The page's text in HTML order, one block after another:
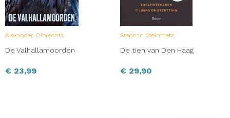
Alexander Olbrechts
De Valhallamoorden
€ 23,99
Stephan Steinmetz
De tien van Den Haag
€ 29,90